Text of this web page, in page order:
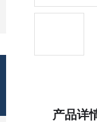
产品详